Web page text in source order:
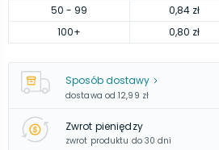
50 - 99 0,84 zł
100+ 0,80 zł
Sposób dostawy
dostawa od 12,99 zł
Zwrot pieniędzy
zwrot produktu do 30 dni